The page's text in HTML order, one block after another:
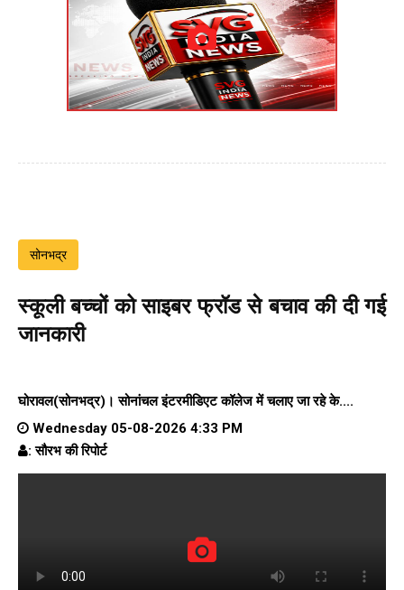
सोनभद्र
स्कूली बच्चों को साइबर फ्रॉड से बचाव की दी गई
जानकारी
घोरावल(सोनभद्र)। सोनांचल इंटरमीडिएट कॉलेजमें चलाए जा रहे के....
Wednesday 05-08-2026 4:33 PM
: सौरभ की रिपोर्ट